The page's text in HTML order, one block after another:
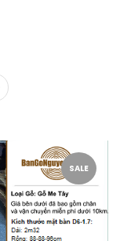
SALE